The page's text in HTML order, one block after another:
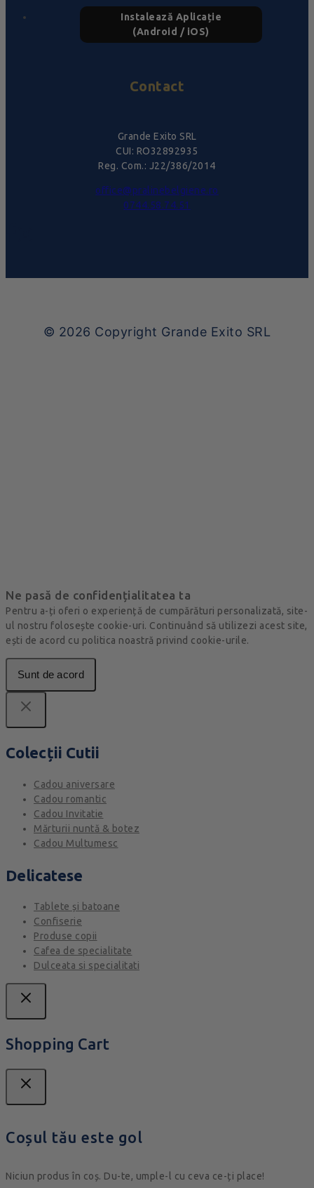
Instalează Aplicație
(Android / iOS)
Contact
Grande Exito SRL
CUI: RO32892935
Reg. Com.: J22/386/2014
office@pralinebelgiene.ro
0744.58.74.51
© 2026 Copyright Grande Exito SRL
Ne pasă de confidențialitatea ta
Pentru a-ți oferi o experiență de cumpărături personalizată, site-
ul nostru folosește cookie-uri. Continuând să utilizezi acest site,
ești de acord cu politica noastră privind cookie-urile.
Sunt de acord
Colecții Cutii
Cadou aniversare
Cadou romantic
Cadou Invitatie
Mărturii nuntă & botez
Cadou Multumesc
Delicatese
Tablete și batoane
Confiserie
Produse copii
Cafea de specialitate
Dulceata si specialitati
Shopping Cart
Coșul tău este gol
Niciun produs în coș. Du-te, umple-l cu ceva ce-ți place!